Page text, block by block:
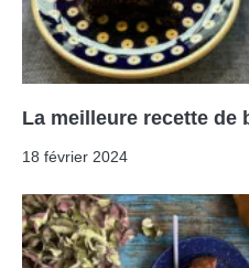
La meilleure recette de
18 février 2024